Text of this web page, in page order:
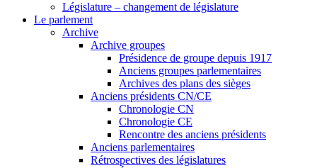
Législature – changement de législature
Le parlement
Archive
Archive groupes
Présidence de groupe depuis 1917
Anciens groupes parlementaires
Archives des plans des sièges
Anciens présidents CN/CE
Chronologie CN
Chronologie CE
Rencontre des anciens présidents
Anciens parlementaires
Rétrospectives des législatures